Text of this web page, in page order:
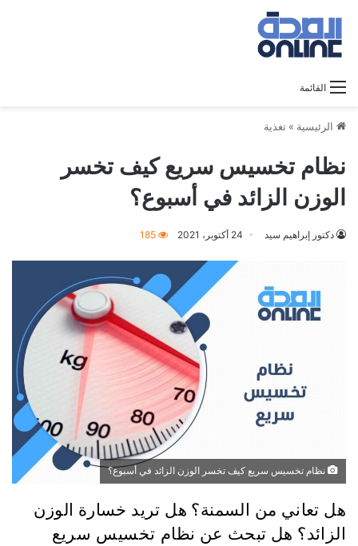
القائمة
الرئيسية » تغذية
نظام تخسيس سريع كيف تخسر
الوزن الزائد في أسبوع؟
دكتور إبراهيم سيد 24 أكتوبر، 2021 185
نظام تخسيس سريع كيف تخسر الوزن الزائد في أسبوع؟
هل تعاني من السمنة؟ هل تريد خسارة الوزن
الزائد؟ هل تبحث عن نظام تخسيس سريع